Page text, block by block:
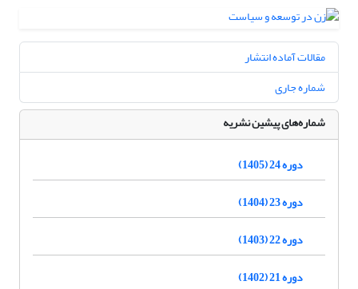
مقالات آماده انتشار
شماره جاری
شماره‌های پیشین نشریه
دوره 24 (1405)
دوره 23 (1404)
دوره 22 (1403)
دوره 21 (1402)